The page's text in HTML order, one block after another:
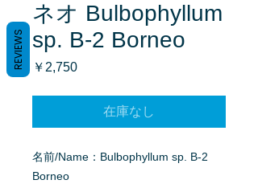
ネオ Bulbophyllum
sp. B-2 Borneo
￥2,750価
在庫なし
名前/Name：Bulbophyllum sp. B-2
Borneo
REVIEWS